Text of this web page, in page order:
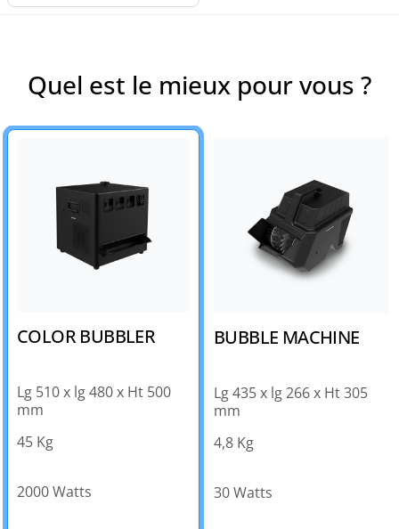
Quel est le mieux pour vous ?
COLOR BUBBLER
Lg 510 x lg 480 x Ht 500
mm
45 Kg
2000 Watts
BUBBLE MACHINE
Lg 435 x lg 266 x Ht 305
mm
4,8 Kg
30 Watts